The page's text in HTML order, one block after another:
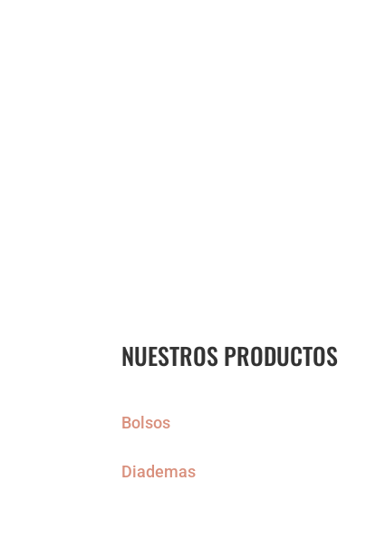
NUESTROS PRODUCTOS
Bolsos
Diademas